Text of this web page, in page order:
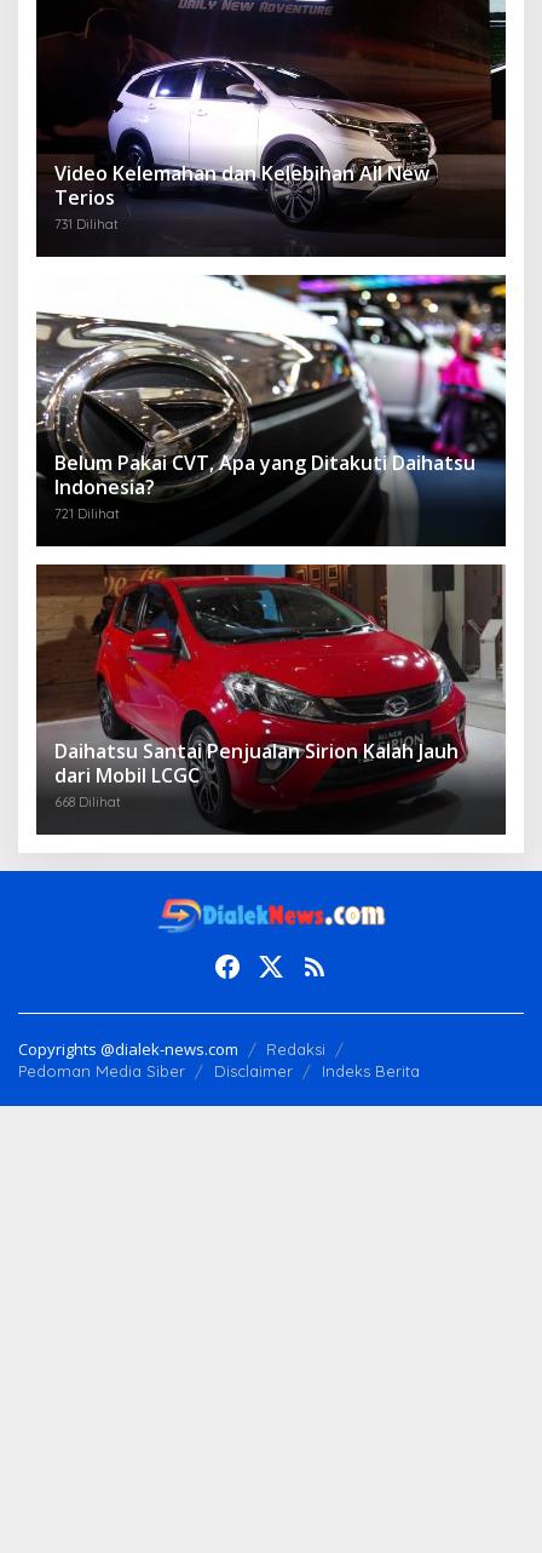
Video Kelemahan dan Kelebihan All New
Terios
731 Dilihat
Belum Pakai CVT, Apa yang Ditakuti Daihatsu
Indonesia?
721 Dilihat
Daihatsu Santai Penjualan Sirion Kalah Jauh
dari Mobil LCGC
668 Dilihat
Copyrights @dialek-news.com
Redaksi
Pedoman Media Siber
Disclaimer Indeks Berita